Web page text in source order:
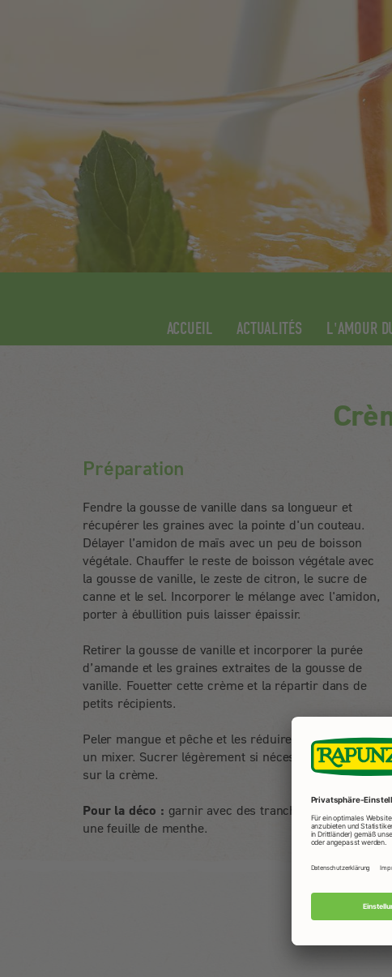
ACCUEIL ACTUALITÉS L'AMOUR
Préparation
Fendre la gousse de vanille dans sa longueur et
récupérer les graines avec la pointe d'un couteau.
Délayer l’amidon de maïs avec un peu de boisson
végétale. Chauffer le reste de boisson végétale avec
la gousse de vanille, le zeste de citron, le sucre de
canne et le sel. Incorporer le mélange avec l'amidon,
porter à ébullition puis laisser épaissir.
Retirer la gousse de vanille et incorporer la purée
d’amande et les graines extraites de la gousse de
vanille. Fouetter cette crème et la répartir dans de
petits récipients.
Peler mangue et pêche et les réduire en purée dans
un mixer. Sucrer légèrement si nécessaire. Répartir
sur la crème.
Pour la déco : garnir avec des tranches de pêche et
une feuille de menthe.